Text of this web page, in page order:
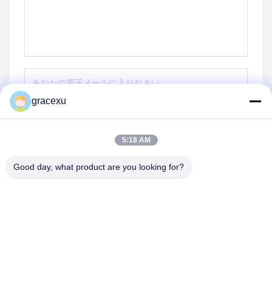
送りなさい
gracexu
5:18 AM
Good day, what product are you looking for?